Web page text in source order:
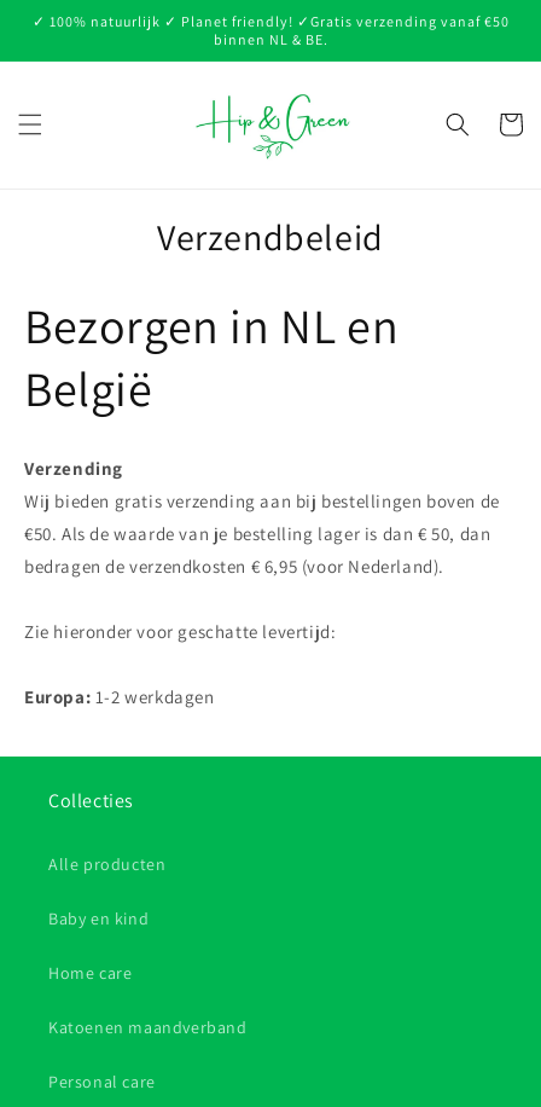
naar de
✓ 100% natuurlijk ✓ Planet friendly! ✓Gratis verzending vanaf €50
binnen NL & BE.
Verzendbeleid
Bezorgen in NL en
België
Verzending
Wij bieden gratis verzending aan bij bestellingen boven de
€50. Als de waarde van je bestelling lager is dan € 50, dan
bedragen de verzendkosten € 6,95 (voor Nederland).
Zie hieronder voor geschatte levertijd:
Europa: 1-2 werkdagen
Collecties
Alle producten
Baby en kind
Home care
Katoenen maandverband
Personal care